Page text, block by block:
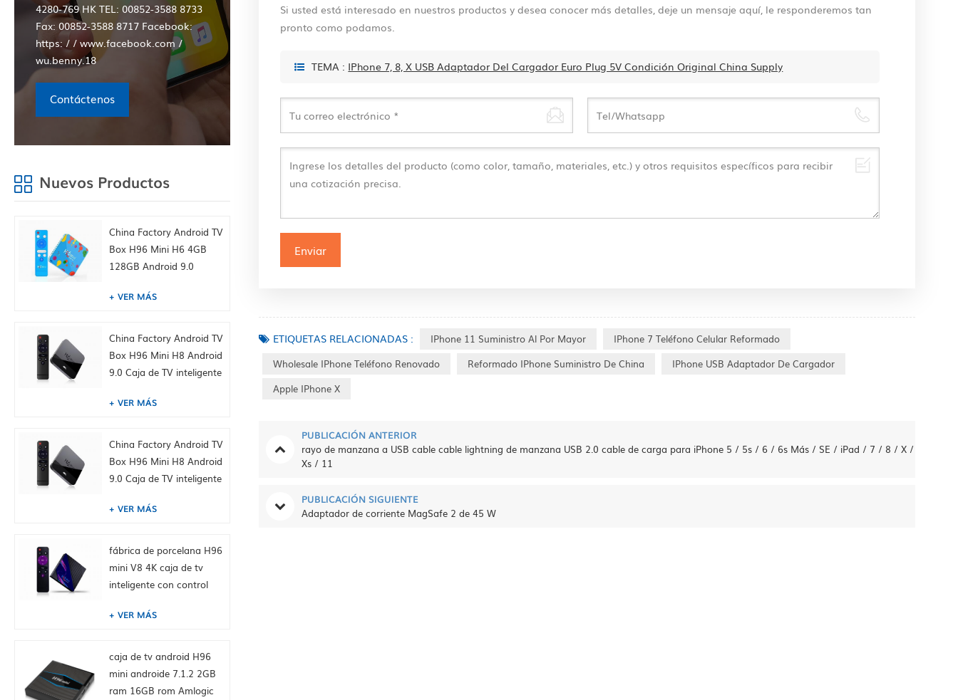
Si usted está interesado en nuestros productos y desea conocer más detalles, deje un mensaje aquí, le responderemos tan
pronto como podamos.
TEMA : IPhone 7, 8, X USB Adaptador Del Cargador Euro Plug 5V Condición Original China Supply
ETIQUETAS RELACIONADAS : IPhone 11 Suministro Al Por Mayor
IPhone 7 Teléfono Celular Reformado
Wholesale IPhone Teléfono Renovado
Reformado IPhone Suministro De China
IPhone USB Adaptador De Cargador
Apple IPhone X
PUBLICACIÓN ANTERIOR
rayo de manzana a USB cable cable lightning de manzana USB 2.0 cable de carga para iPhone 5 / 5s / 6 / 6s Más / SE / iPad / 7 / 8 / X /
Xs / 11
PUBLICACIÓN SIGUIENTE
Adaptador de corriente MagSafe 2 de 45 W
4280-769 HK TEL: 00852-3588 8733
Fax: 00852-3588 8717 Facebook:
https: / / www.facebook.com /
wu.benny.18
Contáctenos
Nuevos Productos
China Factory Android TV
Box H96 Mini H6 4GB
128GB Android 9.0
H265 wifi youtube
incorporada Tiktok
Fábrica de China HK
suministro
VER MÁS
China Factory Android TV
Box H96 Mini H8 Android
9.0 Caja de TV inteligente
BT4.0, 1GB + 8GB,
Fábrica de China HK
suministro
VER MÁS
China Factory Android TV
Box H96 Mini H8 Android
9.0 Caja de TV inteligente
BT4.0, 2GB + 16GB,
Fábrica de China HK
suministro
VER MÁS
fábrica de porcelana H96
mini V8 4K caja de tv
inteligente con control
RK3228A Cuatro núcleos
integrado TikTok
VER MÁS
caja de tv android H96
mini androide 7.1.2 2GB
ram 16GB rom Amlogic